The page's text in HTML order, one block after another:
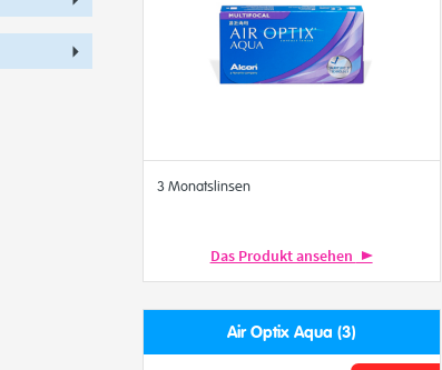
3 Monatslinsen
Das Produkt ansehen
Air Optix Aqua (3)